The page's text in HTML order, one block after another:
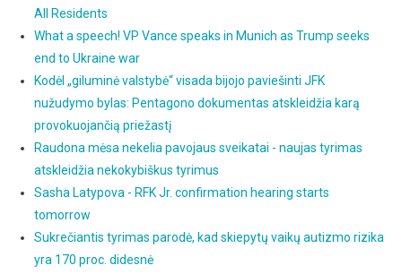
All Residents
What a speech! VP Vance speaks in Munich as Trump seeks
end to Ukraine war
Kodėl „giluminė valstybė“ visada bijojo paviešinti JFK
nužudymo bylas: Pentagono dokumentas atskleidžia karą
provokuojančią priežastį
Raudona mėsa nekelia pavojaus sveikatai - naujas tyrimas
atskleidžia nekokybiškus tyrimus
Sasha Latypova - RFK Jr. confirmation hearing starts
tomorrow
Sukrečiantis tyrimas parodė, kad skiepytų vaikų autizmo rizika
yra 170 proc. didesnė